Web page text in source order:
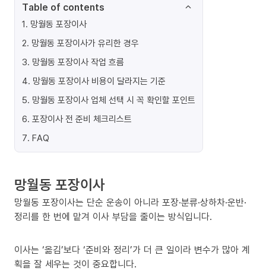
Table of contents
1. 망월동 포장이사
2. 망월동 포장이사가 유리한 경우
3. 망월동 포장이사 작업 흐름
4. 망월동 포장이사 비용이 달라지는 기준
5. 망월동 포장이사 업체 선택 시 꼭 확인할 포인트
6. 포장이사 전 준비 체크리스트
7. FAQ
망월동 포장이사
망월동 포장이사는 단순 운송이 아니라 포장·분류·상하차·운반·
정리를 한 번에 맡겨 이사 부담을 줄이는 방식입니다.
이사는 ‘옮김’보다 ‘준비와 정리’가 더 큰 일이라 변수가 많아 계
획을 잘 세우는 것이 중요합니다.